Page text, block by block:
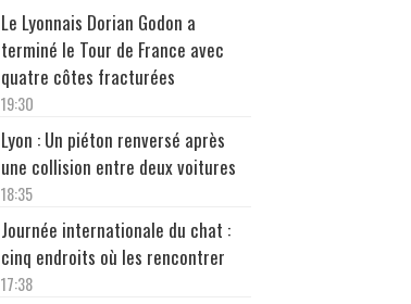
Le Lyonnais Dorian Godon a
terminé le Tour de France avec
quatre côtes fracturées
19:30
Lyon : Un piéton renversé après
une collision entre deux voitures
18:35
Journée internationale du chat :
cinq endroits où les rencontrer
17:38